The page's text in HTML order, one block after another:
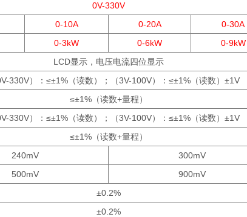
0V-330V
0-10A 0-20A
0-30A
0-3kW 0-6kW
0-9kW
LCD显示，电压电流四位显示
330V）：≤±1%（读数）；（3V-100V）：≤±1%（读数）±1V
≤±1%（读数+量程）
330V）：≤±1%（读数）；（3V-100V）：≤±1%（读数）±1V
≤±1%（读数+量程）
240mV
300mV
500mV
900mV
±0.2%
±0.2%